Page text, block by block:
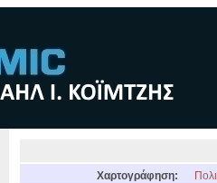
Χαρτογράφηση: